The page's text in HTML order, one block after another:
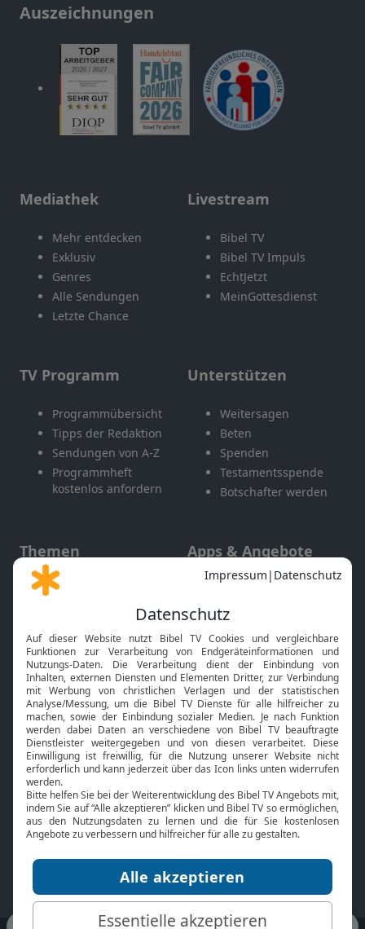
Auszeichnungen
Mediathek
Mehr entdecken
Exklusiv
Genres
Alle Sendungen
Letzte Chance
Livestream
Bibel TV
Bibel TV Impuls
EchtJetzt
MeinGottesdienst
TV Programm
Programmübersicht
Tipps der Redaktion
Sendungen von A-Z
Programmheft
kostenlos anfordern
Unterstützen
Weitersagen
Beten
Spenden
Testamentsspende
Botschafter werden
Themen
Gott und Bibel erklärt
Neuigkeiten
Apps & Angebote
Mobile App
Smart TV
HbbTV
Bibelthek Online-Bibel
Nächster Gottesdienst
Bibel TV
Über uns
Jobs
Mediadaten
Service
Kontakt
TV-Empfang